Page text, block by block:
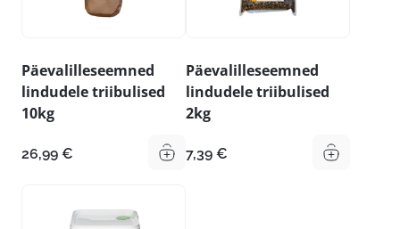
Päevalilleseemned
lindudele triibulised
10kg
26,99 €
Päevalilleseemned
lindudele triibulised
2kg
7,39 €